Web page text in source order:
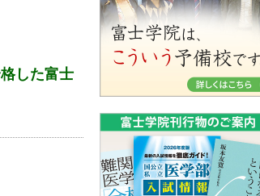
した富士